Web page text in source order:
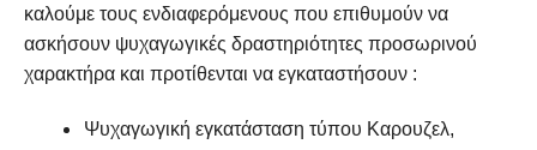
καλούμε τους ενδιαφερόμενους που επιθυμούν να
ασκήσουν ψυχαγωγικές δραστηριότητες προσωρινού
χαρακτήρα και προτίθενται να εγκαταστήσουν :
Ψυχαγωγική εγκατάσταση τύπου Καρουζελ,